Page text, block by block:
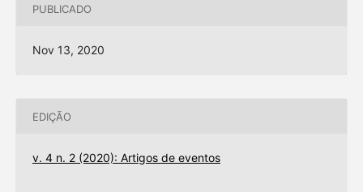
PUBLICADO
Nov 13, 2020
EDIÇÃO
v. 4 n. 2 (2020): Artigos de eventos